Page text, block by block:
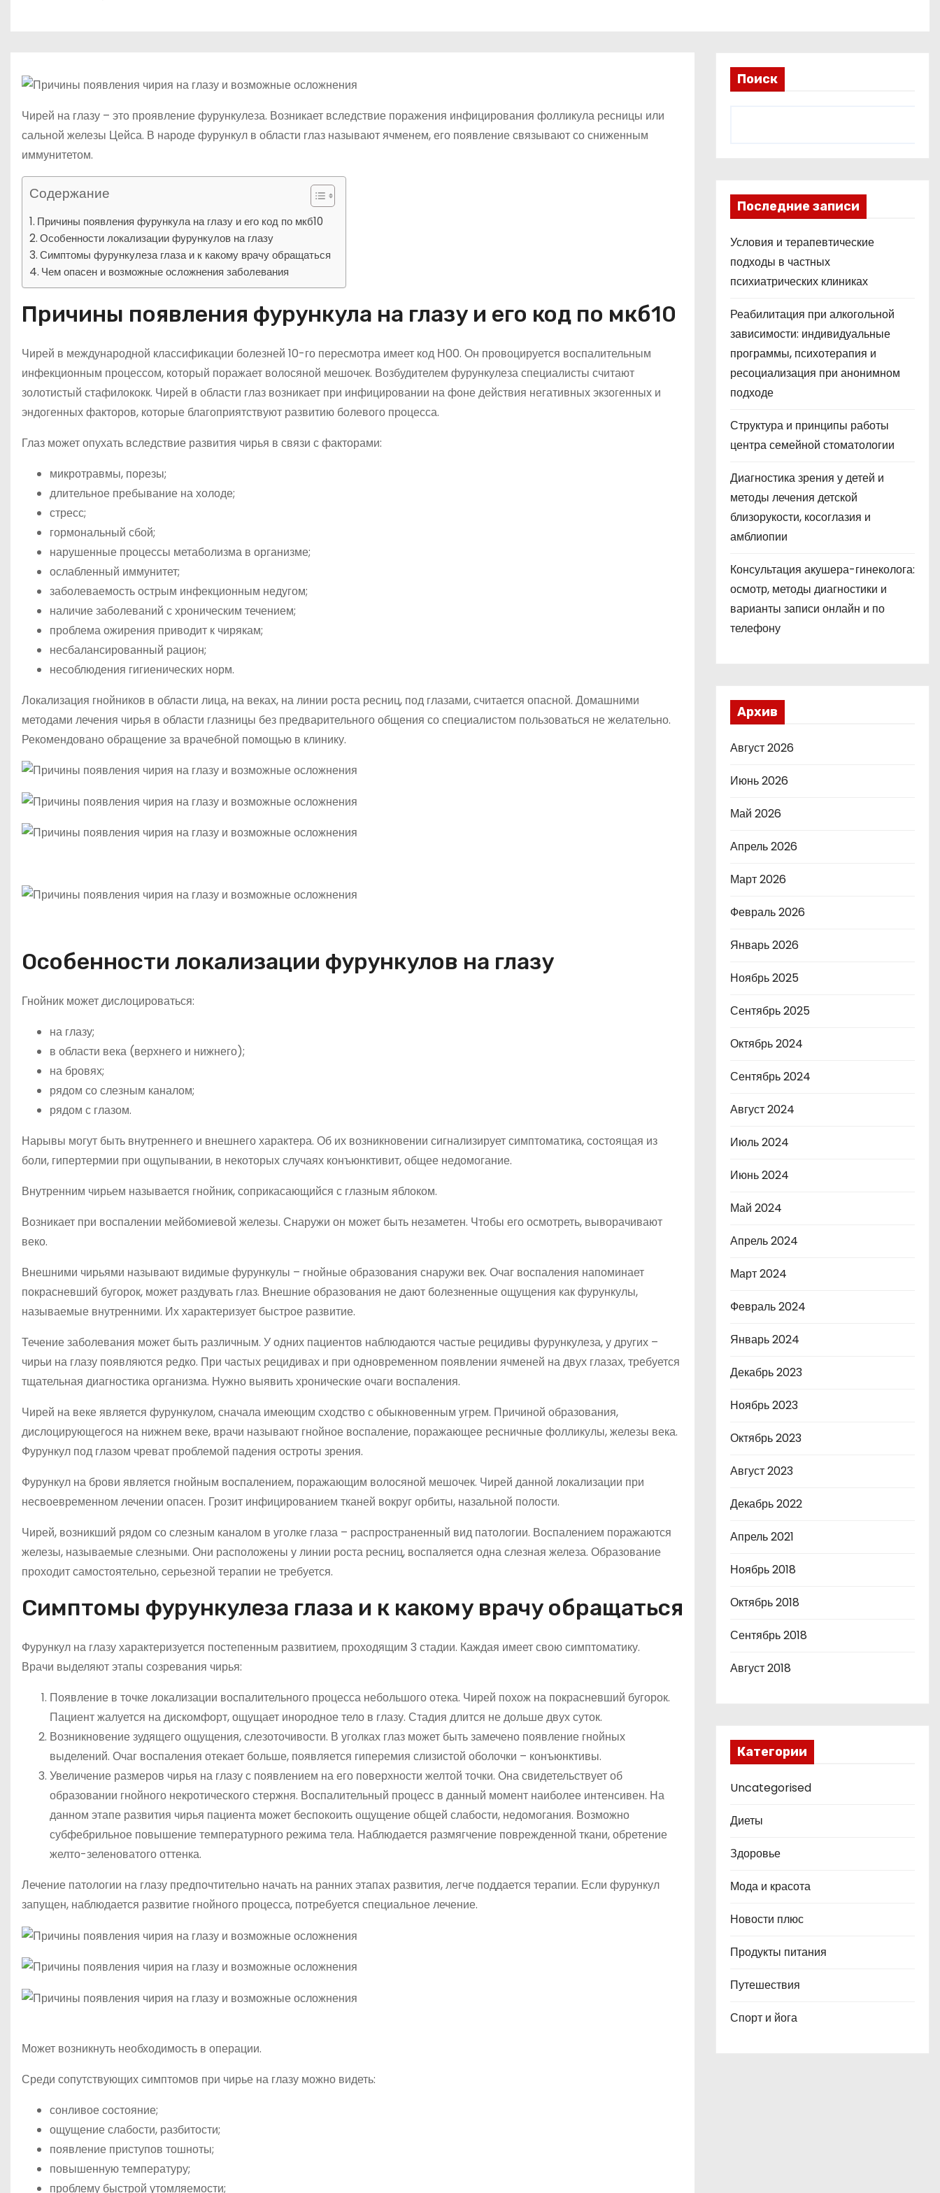
Чирей на глазу – это проявление фурункулеза. Возникает вследствие поражения инфицирования фолликула ресницы или
сальной железы Цейса. В народе фурункул в области глаз называют ячменем, его появление связывают со сниженным
иммунитетом.
Содержание
Причины появления фурункула на глазу и его код по мкб10
Особенности локализации фурункулов на глазу
Симптомы фурункулеза глаза и к какому врачу обращаться
Чем опасен и возможные осложнения заболевания
Причины появления фурункула на глазу и его код по мкб10
Чирей в международной классификации болезней 10-го пересмотра имеет код Н00. Он провоцируется воспалительным
инфекционным процессом, который поражает волосяной мешочек. Возбудителем фурункулеза специалисты считают
золотистый стафилококк. Чирей в области глаз возникает при инфицировании на фоне действия негативных экзогенных и
эндогенных факторов, которые благоприятствуют развитию болевого процесса.
Глаз может опухать вследствие развития чирья в связи с факторами:
микротравмы, порезы;
длительное пребывание на холоде;
стресс;
гормональный сбой;
нарушенные процессы метаболизма в организме;
ослабленный иммунитет;
заболеваемость острым инфекционным недугом;
наличие заболеваний с хроническим течением;
проблема ожирения приводит к чирякам;
несбалансированный рацион;
несоблюдения гигиенических норм.
Локализация гнойников в области лица, на веках, на линии роста ресниц, под глазами, считается опасной. Домашними
методами лечения чирья в области глазницы без предварительного общения со специалистом пользоваться не желательно.
Рекомендовано обращение за врачебной помощью в клинику.
Особенности локализации фурункулов на глазу
Гнойник может дислоцироваться:
на глазу;
в области века (верхнего и нижнего);
на бровях;
рядом со слезным каналом;
рядом с глазом.
Нарывы могут быть внутреннего и внешнего характера. Об их возникновении сигнализирует симптоматика, состоящая из
боли, гипертермии при ощупывании, в некоторых случаях конъюнктивит, общее недомогание.
Внутренним чирьем называется гнойник, соприкасающийся с глазным яблоком.
Возникает при воспалении мейбомиевой железы. Снаружи он может быть незаметен. Чтобы его осмотреть, выворачивают
веко.
Внешними чирьями называют видимые фурункулы – гнойные образования снаружи век. Очаг воспаления напоминает
покрасневший бугорок, может раздувать глаз. Внешние образования не дают болезненные ощущения как фурункулы,
называемые внутренними. Их характеризует быстрое развитие.
Течение заболевания может быть различным. У одних пациентов наблюдаются частые рецидивы фурункулеза, у других –
чирьи на глазу появляются редко. При частых рецидивах и при одновременном появлении ячменей на двух глазах, требуется
тщательная диагностика организма. Нужно выявить хронические очаги воспаления.
Чирей на веке является фурункулом, сначала имеющим сходство с обыкновенным угрем. Причиной образования,
дислоцирующегося на нижнем веке, врачи называют гнойное воспаление, поражающее ресничные фолликулы, железы века.
Фурункул под глазом чреват проблемой падения остроты зрения.
Фурункул на брови является гнойным воспалением, поражающим волосяной мешочек. Чирей данной локализации при
несвоевременном лечении опасен. Грозит инфицированием тканей вокруг орбиты, назальной полости.
Чирей, возникший рядом со слезным каналом в уголке глаза – распространенный вид патологии. Воспалением поражаются
железы, называемые слезными. Они расположены у линии роста ресниц, воспаляется одна слезная железа. Образование
проходит самостоятельно, серьезной терапии не требуется.
Симптомы фурункулеза глаза и к какому врачу обращаться
Фурункул на глазу характеризуется постепенным развитием, проходящим 3 стадии. Каждая имеет свою симптоматику.
Врачи выделяют этапы созревания чирья:
Появление в точке локализации воспалительного процесса небольшого отека. Чирей похож на покрасневший бугорок.
Пациент жалуется на дискомфорт, ощущает инородное тело в глазу. Стадия длится не дольше двух суток.
Возникновение зудящего ощущения, слезоточивости. В уголках глаз может быть замечено появление гнойных
выделений. Очаг воспаления отекает больше, появляется гиперемия слизистой оболочки – конъюнктивы.
Увеличение размеров чирья на глазу с появлением на его поверхности желтой точки. Она свидетельствует об
образовании гнойного некротического стержня. Воспалительный процесс в данный момент наиболее интенсивен. На
данном этапе развития чирья пациента может беспокоить ощущение общей слабости, недомогания. Возможно
субфебрильное повышение температурного режима тела. Наблюдается размягчение поврежденной ткани, обретение
желто-зеленоватого оттенка.
Лечение патологии на глазу предпочтительно начать на ранних этапах развития, легче поддается терапии. Если фурункул
запущен, наблюдается развитие гнойного процесса, потребуется специальное лечение.
Может возникнуть необходимость в операции.
Среди сопутствующих симптомов при чирье на глазу можно видеть:
сонливое состояние;
ощущение слабости, разбитости;
появление приступов тошноты;
повышенную температуру;
проблему быстрой утомляемости;
Поиск
Последние записи
Условия и терапевтические
подходы в частных
психиатрических клиниках
Реабилитация при алкогольной
зависимости: индивидуальные
программы, психотерапия и
ресоциализация при анонимном
подходе
Структура и принципы работы
центра семейной стоматологии
Диагностика зрения у детей и
методы лечения детской
близорукости, косоглазия и
амблиопии
Консультация акушера-гинеколога:
осмотр, методы диагностики и
варианты записи онлайн и по
телефону
Архив
Август 2026
Июнь 2026
Май 2026
Апрель 2026
Март 2026
Февраль 2026
Январь 2026
Ноябрь 2025
Сентябрь 2025
Октябрь 2024
Сентябрь 2024
Август 2024
Июль 2024
Июнь 2024
Май 2024
Апрель 2024
Март 2024
Февраль 2024
Январь 2024
Декабрь 2023
Ноябрь 2023
Октябрь 2023
Август 2023
Декабрь 2022
Апрель 2021
Ноябрь 2018
Октябрь 2018
Сентябрь 2018
Август 2018
Категории
Uncategorised
Диеты
Здоровье
Мода и красота
Новости плюс
Продукты питания
Путешествия
Спорт и йога